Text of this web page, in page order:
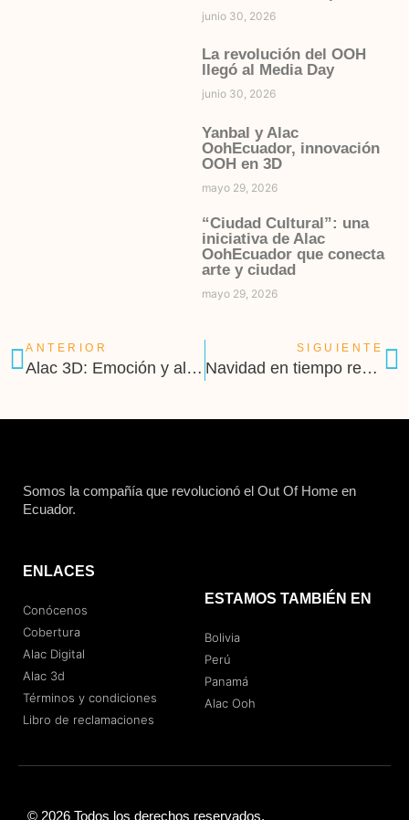
junio 30, 2026
La revolución del OOH
llegó al Media Day
junio 30, 2026
Yanbal y Alac
OohEcuador, innovación
OOH en 3D
mayo 29, 2026
“Ciudad Cultural”: una
iniciativa de Alac
OohEcuador que conecta
arte y ciudad
mayo 29, 2026
ANTERIOR
Alac 3D: Emoción y alto impacto con Banco Pichincha y Visa
SIGUIENTE
Navidad en tiempo real con Chevrolet
Somos la compañía que revolucionó el Out Of Home en
Ecuador.
ENLACES
Conócenos
Cobertura
Alac Digital
Alac 3d
Términos y condiciones
Libro de reclamaciones
ESTAMOS TAMBIÉN EN
Bolivia
Perú
Panamá
Alac Ooh
© 2026 Todos los derechos reservados.